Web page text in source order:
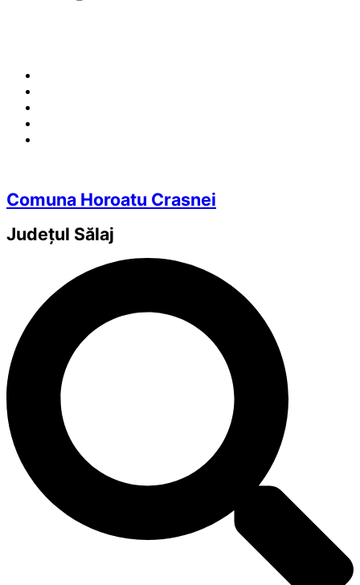
Comuna Horoatu Crasnei
Județul Sălaj